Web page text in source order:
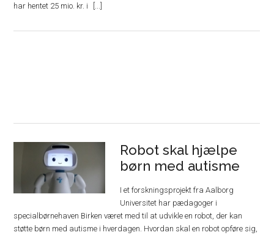
har hentet 25 mio. kr. i
Robot skal hjælpe
børn med autisme
I et forskningsprojekt fra Aalborg
Universitet har pædagoger i
specialbørnehaven Birken været med til at udvikle en robot, der kan
støtte børn med autisme i hverdagen. Hvordan skal en robot opføre sig,